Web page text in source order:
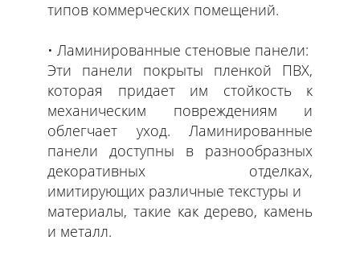
типов коммерческих помещений.
Ламинированные стеновые панели:
Эти панели покрыты пленкой ПВХ,
которая придает им стойкость к
механическим повреждениям и
облегчает уход. Ламинированные
панели доступны в разнообразных
декоративных отделках,
имитирующих различные текстуры и
материалы, такие как дерево, камень
и металл.